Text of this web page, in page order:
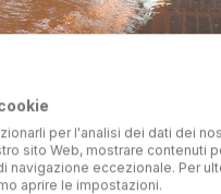
per l'analisi dei dati dei
sito Web, mostrare contenuti
navigazione eccezionale. Per
aprire le impostazioni.